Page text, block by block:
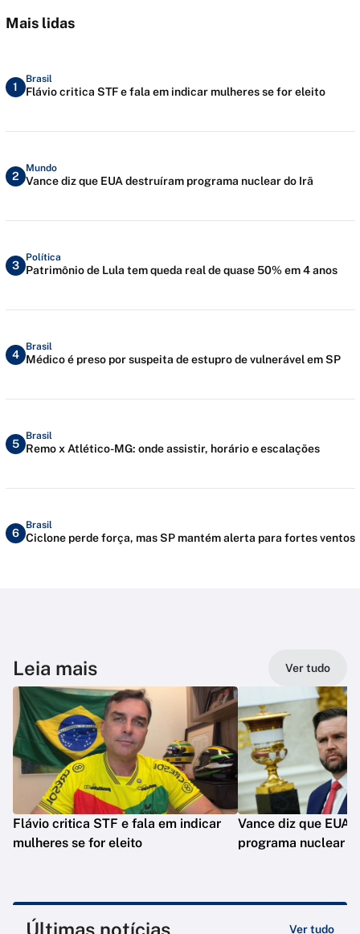
Mais lidas
1
Brasil
Flávio critica STF e fala em indicar mulheres se for eleito
2
Mundo
Vance diz que EUA destruíram programa nuclear do Irã
3
Política
Patrimônio de Lula tem queda real de quase 50% em 4 anos
4
Brasil
Médico é preso por suspeita de estupro de vulnerável em SP
5
Brasil
Remo x Atlético-MG: onde assistir, horário e escalações
6
Brasil
Ciclone perde força, mas SP mantém alerta para fortes ventos
Leia mais Ver tudo
Flávio critica STF e fala em indicar
mulheres se for eleito
Vance diz que EUA
programa nuclear
Últimas notícias Ver tudo